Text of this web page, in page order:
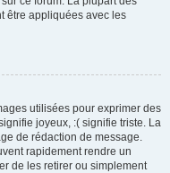
être appliquées avec les
utilisées pour exprimer des
joyeux, :( signifie triste. La
de rédaction de message.
rapidement rendre un
de les retirer ou simplement